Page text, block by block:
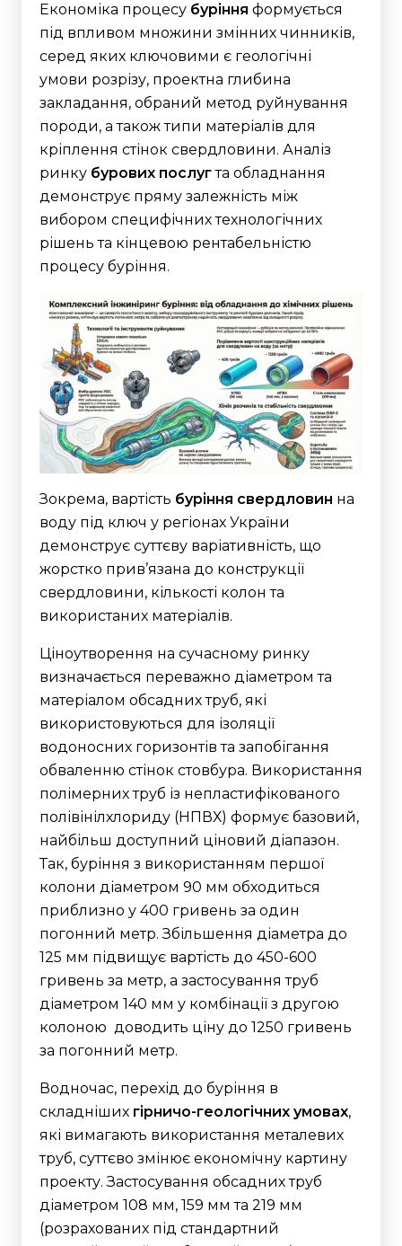
Економіка процесу буріння формується
під впливом множини змінних чинників,
серед яких ключовими є геологічні
умови розрізу, проектна глибина
закладання, обраний метод руйнування
породи, а також типи матеріалів для
кріплення стінок свердловини. Аналіз
ринку бурових послугта обладнання
демонструє пряму залежність між
вибором специфічних технологічних
рішень та кінцевою рентабельністю
процесу буріння.
Зокрема, вартість буріння свердловин на
воду під ключ у регіонах України
демонструє суттєву варіативність, що
жорстко прив’язана до конструкції
свердловини, кількості колон та
використаних матеріалів.
Ціноутворення на сучасному ринку
визначається переважно діаметром та
матеріалом обсадних труб, які
використовуються для ізоляції
водоносних горизонтів та запобігання
обваленню стінок стовбура. Використання
полімерних труб із непластифікованого
полівінілхлориду (НПВХ) формує базовий,
найбільш доступний ціновий діапазон.
Так, буріння з використанням першої
колони діаметром 90 мм обходиться
приблизно у 400 гривень за один
погонний метр. Збільшення діаметра до
125 мм підвищує вартість до 450-600
гривень за метр, а застосування труб
діаметром 140 мм у комбінації з другою
колоною доводить ціну до 1250 гривень
за погонний метр.
Водночас, перехід до буріння в
складніших гірничо-геологічних умовах,
які вимагають використання металевих
труб, суттєво змінює економічну картину
проекту. Застосування обсадних труб
діаметром 108 мм, 159 мм та 219 мм
(розрахованих під стандартний